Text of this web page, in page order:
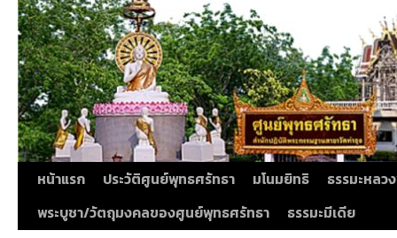
หน้าแรก ประวัติศูนย์พุทธศรัทธา มโนมยิทธิ
ธรรมะหลว
พระบูชา/วัตถุมงคลของศูนย์พุทธศรัทธา
ธรรมะมีเดีย